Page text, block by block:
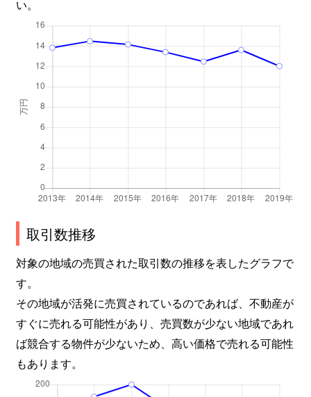
い。
取引数推移
対象の地域の売買された取引数の推移を表したグラフで
す。
その地域が活発に売買されているのであれば、不動産が
すぐに売れる可能性があり、売買数が少ない地域であれ
ば競合する物件が少ないため、高い価格で売れる可能性
もあります。